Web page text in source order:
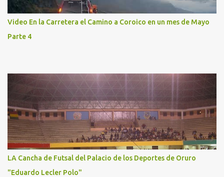
Video En la Carretera el Camino a Coroico en un mes de Mayo
Parte 4
LA Cancha de Futsal del Palacio de los Deportes de Oruro
"Eduardo Lecler Polo"